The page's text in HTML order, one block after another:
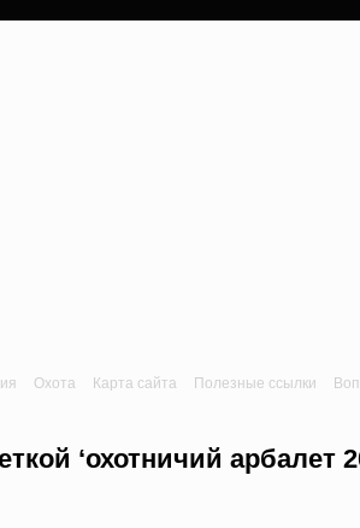
Охота Карта сайта Полезные ссылки
‘охотничий арбалет